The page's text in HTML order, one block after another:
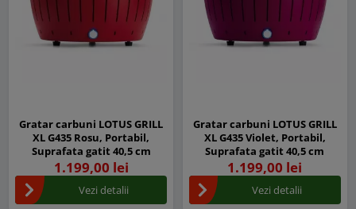
Gratar carbuni LOTUS GRILL
XL G435 Rosu, Portabil,
Suprafata gatit 40,5 cm
1.199,00 lei
Vezi detalii
Gratar carbuni LOTUS GRILL
XL G435 Violet, Portabil,
Suprafata gatit 40,5 cm
1.199,00 lei
Vezi detalii